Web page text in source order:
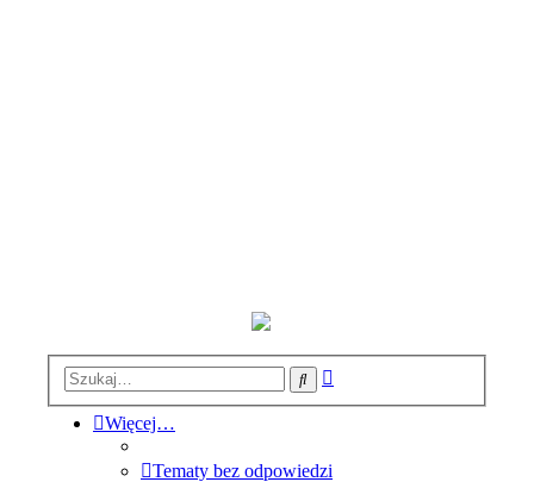
Szukaj
Więcej…
Tematy bez odpowiedzi